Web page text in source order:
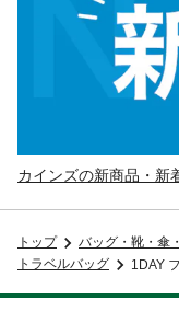
カインズの新商品・新
トップ バッグ・靴・傘
トラベルバッグ
1DAY